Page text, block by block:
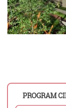
PROGRAM